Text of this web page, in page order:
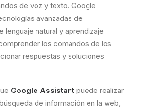
de voz y texto. Google
avanzadas de
lenguaje natural y aprendizaje
los comandos de los
respuestas y soluciones
Google Assistant puede realizar
de información en la web,